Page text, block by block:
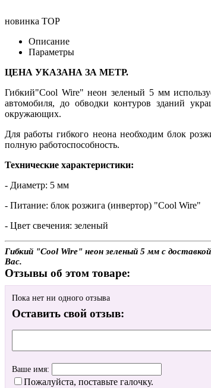
новинка TOP
Описание
Параметры
ЦЕНА УКАЗАНА ЗА МЕТР.
Гибкий"Cool Wire" неон зеленый 5 мм
автомобиля, до обводки контуров зданий
окружающих.
Для работы гибкого неона необходим блок
полную работоспособность.
Технические характеристики:
- Диаметр: 5 мм
- Питание: блок розжига (инвертор) "Cool Wire"
- Цвет свечения: зеленый
Гибкий "Cool Wire" неон зеленый 5 мм с
Вас.
Отзывы об этом товаре:
Пока нет ни одного отзыва
Оставить свой отзыв:
Ваше имя:
Пожалуйста, поставьте галочку.